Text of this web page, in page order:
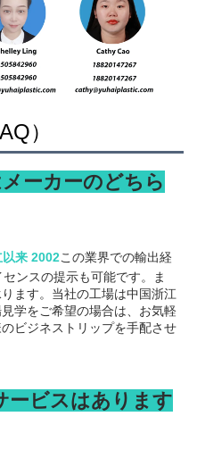
）
ーカーのどちら
以来 2002この業界での輸出経
ンスの提示も可能です。ま
ます。当社の工場は中国浙江
学をご希望の場合は、お気軽
ビジネストリップを手配させ
ービスはあります